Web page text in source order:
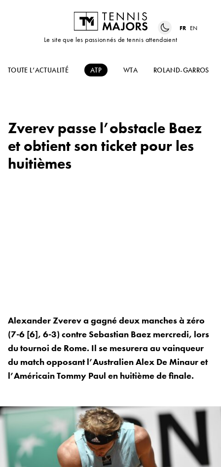
Le site que les passionnés de tennis attendaient
FR EN
TOUTE L’ACTUALITÉ ATP WTA ROLAND-GARROS
Zverev passe l’obstacle Baez
et obtient son ticket pour les
huitièmes
Alexander Zverev a gagné deux manches à zéro
(7-6 [6], 6-3) contre Sebastian Baez mercredi, lors
du tournoi de Rome. Il se mesurera au vainqueur
du match opposant l’Australien Alex De Minaur et
l’Américain Tommy Paul en huitième de finale.